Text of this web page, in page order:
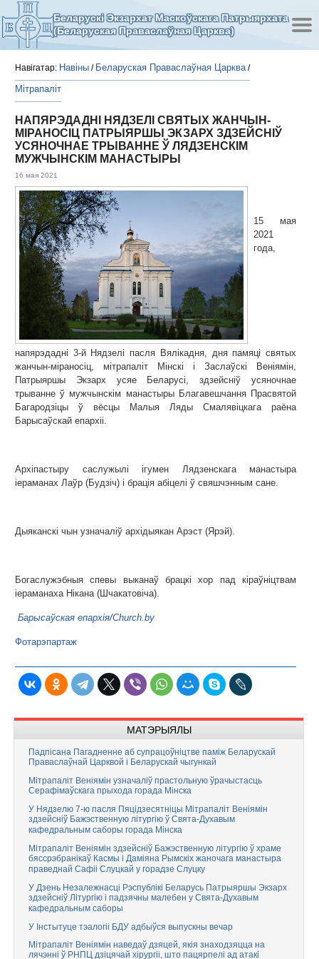
Беларускі Экзархат Маскоўскага Патрыярхата
(Беларуская Праваслаўная Царква)
Навігатар: Навіны / Беларуская Праваслаўная Царква/
Мітрапаліт
НАПЯРЭДАДНІ НЯДЗЕЛІ СВЯТЫХ ЖАНЧЫН-
МІРАНОСІЦ ПАТРЫЯРШЫ ЭКЗАРХ ЗДЗЕЙСНІЎ
УСЯНОЧНАЕ ТРЫВАННЕ Ў ЛЯДЗЕНСКІМ
МУЖЧЫНСКІМ МАНАСТЫРЫ
16 мая 2021
15 мая
2021
года,
напярэдадні 3-й Нядзелі пасля Вялікадня, дня памяці святых
жанчын-міраносіц, мітрапаліт Мінскі і Заслаўскі Веніямін,
Патрыяршы Экзарх усяе Беларусі, здзейсніў усяночнае
трыванне ў мужчынскім манастыры Благавешчання Прасвятой
Багародзіцы ў вёсцы Малыя Ляды Смалявіцкага раёна
Барысаўскай епархіі.
Архіпастыру саслужылі ігумен Лядзенскага манастыра
іераманах Лаўр (Будзіч) і брація абіцелі ў свяшчэнным сане.
Дыяканскі чын узначаліў архідыякан Арэст (Ярэй).
Богаслужэбныя спевы выканаў брацкі хор пад кіраўніцтвам
іераманаха Нікана (Шчакатовіча).
Барысаўская епархія/Church.by
Фотарэпартаж
МАТЭРЫЯЛЫ
Падпісана Пагадненне аб супрацоўніцтве паміж Беларускай
Праваслаўнай Царквой і Беларускай чыгункай
Мітрапаліт Веніямін узначаліў прастольную ўрачыстасць
Серафімаўскага прыхода горада Мінска
У Нядзелю 7-ю пасля Пяцідзесятніцы Мітрапаліт Веніямін
здзейсніў Бажэственную літургію ў Свята-Духавым
кафедральным саборы горада Мінска
Мітрапаліт Веніямін здзейсніў Бажэственную літургію ў храме
бяссрэбранікаў Касмы і Даміяна Рымскіх жаночага манастыра
праведнай Сафіі Слуцкай у горадзе Слуцку
У Дзень Незалежнасці Рэспублікі Беларусь Патрыяршы Экзарх
здзейсніў Літургію і падзячны малебен у Свята-Духавым
кафедральным саборы
У Інстытуце тэалогіі БДУ адбыўся выпускны вечар
Мітрапаліт Веніямін наведаў дзяцей, якія знаходзяцца на
лячэнні ў РНПЦ дзіцячай хірургіі, што пацярпелі ад атакі